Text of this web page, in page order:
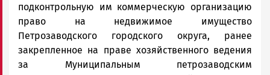
подконтрольную им коммерческую организацию
право на недвижимое имущество
Петрозаводского городского округа, ранее
закрепленное на праве хозяйственного ведения
за Муниципальным петрозаводским